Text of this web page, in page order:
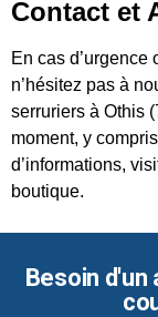
Contact et
En cas d’urgence
n’hésitez pas à
serruriers à Othis
moment, y
d’informations,
boutique.
Besoin